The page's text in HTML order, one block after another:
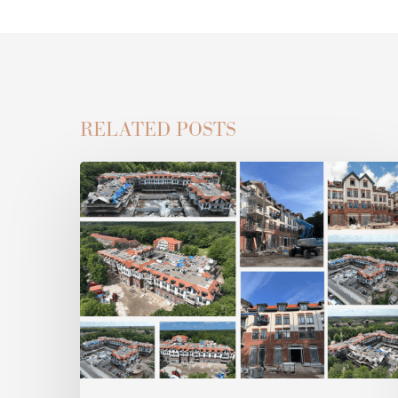
RELATED POSTS
Update
bouw